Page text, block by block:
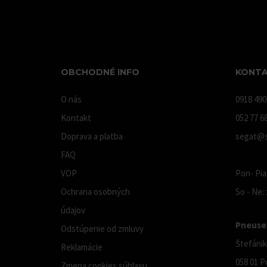
OBCHODNÉ INFO
O nás
Kontakt
Doprava a platba
FAQ
VOP
Ochrana osobných
údajov
Odstúpenie od zmluvy
Reklamácie
0918
052 77
Pon-
So -
058 01